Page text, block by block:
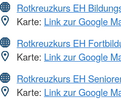
Rotkreuzkurs EH
Karte: Link zur Google
Rotkreuzkurs EH
Karte: Link zur Google
Rotkreuzkurs EH
Karte: Link zur Google